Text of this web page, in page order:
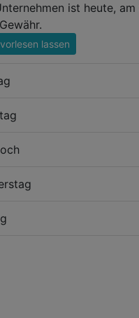
ist heute,
vorlesen lassen